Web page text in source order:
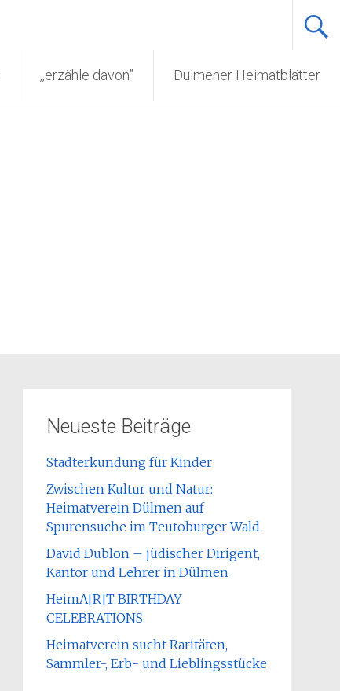
,,erzähle davon” Dülmener Heimatblätter
Neueste Beiträge
Stadterkundung für Kinder
Zwischen Kultur und Natur:
Heimatverein Dülmen auf
Spurensuche im Teutoburger Wald
David Dublon – jüdischer Dirigent,
Kantor und Lehrer in Dülmen
HeimA[R]T BIRTHDAY
CELEBRATIONS
Heimatverein sucht Raritäten,
Sammler-, Erb- und Lieblingsstücke